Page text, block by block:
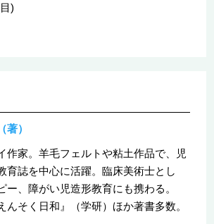
)
）
作家。羊毛フェルトや粘土作品で、児
育誌を中心に活躍。臨床美術士とし
ー、障がい児造形教育にも携わる。
んそく日和』（学研）ほか著書多数。